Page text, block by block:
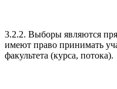
3.2.2. Выборы являются
имеют право принимать
факультета (курса, потока).